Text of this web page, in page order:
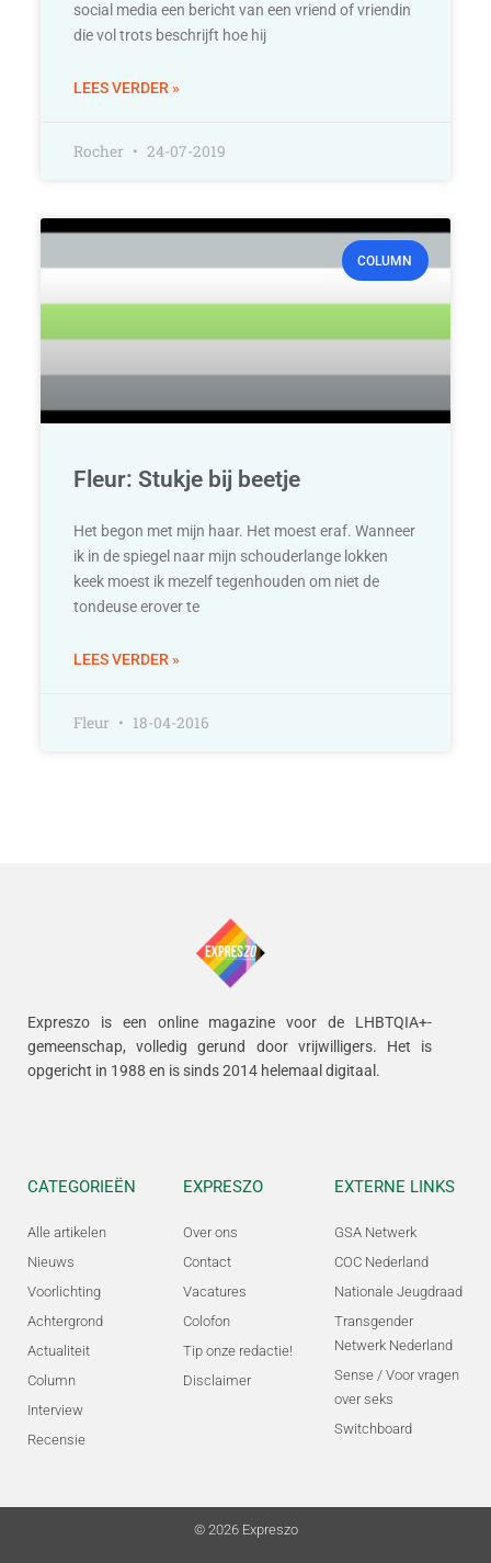
social media een bericht van een vriend of vriendin
die vol trots beschrijft hoe hij
LEES VERDER »
Rocher 24-07-2019
COLUMN
Fleur: Stukje bij beetje
Het begon met mijn haar. Het moest eraf. Wanneer
ik in de spiegel naar mijn schouderlange lokken
keek moest ik mezelf tegenhouden om niet de
tondeuse erover te
LEES VERDER »
Fleur 18-04-2016
Expreszo is een online magazine voor de LHBTQIA+-
gemeenschap, volledig gerund door vrijwilligers. Het is
opgericht in 1988 en is sinds 2014 helemaal digitaal.
CATEGORIEËN
Alle artikelen
Nieuws
Voorlichting
Achtergrond
Actualiteit
Column
Interview
Recensie
EXPRESZO
Over ons
Contact
Vacatures
Colofon
Tip onze redactie!
Disclaimer
EXTERNE LINKS
GSA Netwerk
COC Nederland
Nationale Jeugdraad
Transgender
Netwerk Nederland
Sense / Voor vragen
over seks
Switchboard
© 2026 Expreszo